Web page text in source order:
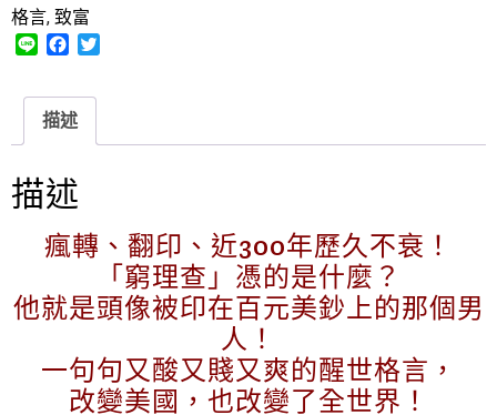
格言, 致富
e
e
b
o
k
描述
描述
瘋轉、翻印、近300年歷久不衰！
「窮理查」憑的是什麼？
他就是頭像被印在百元美鈔上的那個男
人！
一句句又酸又賤又爽的醒世格言，
改變美國，也改變了全世界！